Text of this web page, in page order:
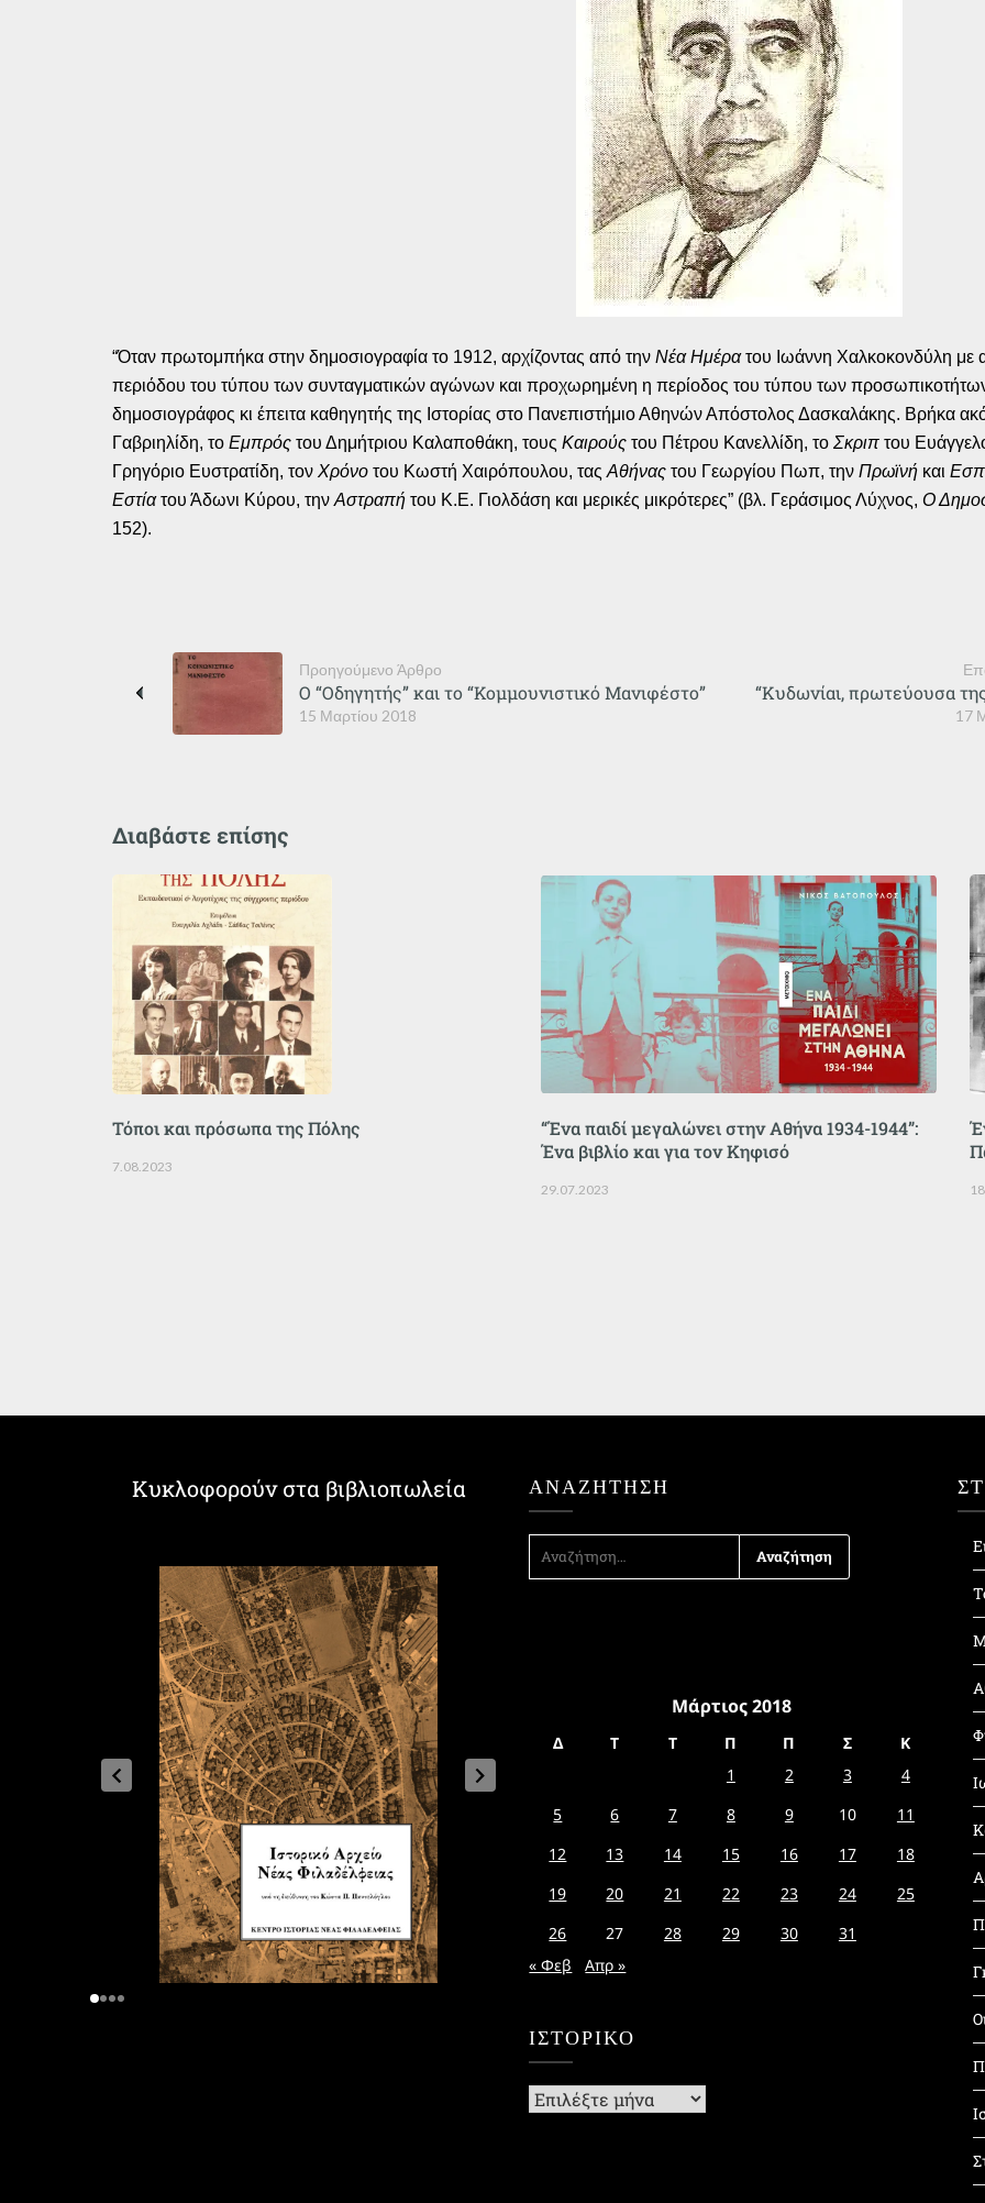
“Όταν πρωτομπήκα στην δημοσιογραφία το 1912, αρχίζοντας από την Νέα Ημέρατου Ιωάννη Χαλκοκονδύλη με
περιόδου του τύπου των συνταγματικών αγώνων και προχωρημένη η περίοδος του τύπου των
δημοσιογράφος κι έπειτα καθηγητής της Ιστορίας στο Πανεπιστήμιο Αθηνών Απόστολος Δασκαλάκης. Βρήκα
Γαβριηλίδη, το Εμπρός του Δημήτριου Καλαποθάκη, τους Καιρούς του Πέτρου Κανελλίδη, το Σκριπ του
Γρηγόριο Ευστρατίδη, τον Χρόνο του Κωστή Χαιρόπουλου, τας Αθήνας του Γεωργίου Πωπ, την Πρωϊνή και
Εστίατου Άδωνι Κύρου, την Αστραπή του Κ.Ε. Γιολδάση και μερικές μικρότερες” (βλ. Γεράσιμος Λύχνος, Ο
152).
Προηγούμενο Άρθρο
15 Μαρτίου 2018
Ο “Οδηγητής” και το “Κομμουνιστικό Μανιφέστο”
17
“Κυδωνίαι, πρωτεύουσα
Διαβάστε επίσης
Τόποι και πρόσωπα της Πόλης
7.08.2023
“Ένα παιδί μεγαλώνει στην Αθήνα 1934-1944”:
Ένα βιβλίο και για τον Κηφισό
29.07.2023
Κυκλοφορούν στα βιβλιοπωλεία ΑΝΑΖΉΤΗΣΗ
ΑΝΑΖΉΤΗΣΗ
ΓΙΑ:
Μάρτιος 2018
Δ Τ Τ Π Π Σ
Κ
1
2 3
4
5
6 7 8 9 10
11
12
13 14 15 16 17
18
19
20 21 22 23 24
25
26
27 28 29 30
31
« Φεβ
Απρ »
ΙΣΤΟΡΙΚΌ
Ιστορικό